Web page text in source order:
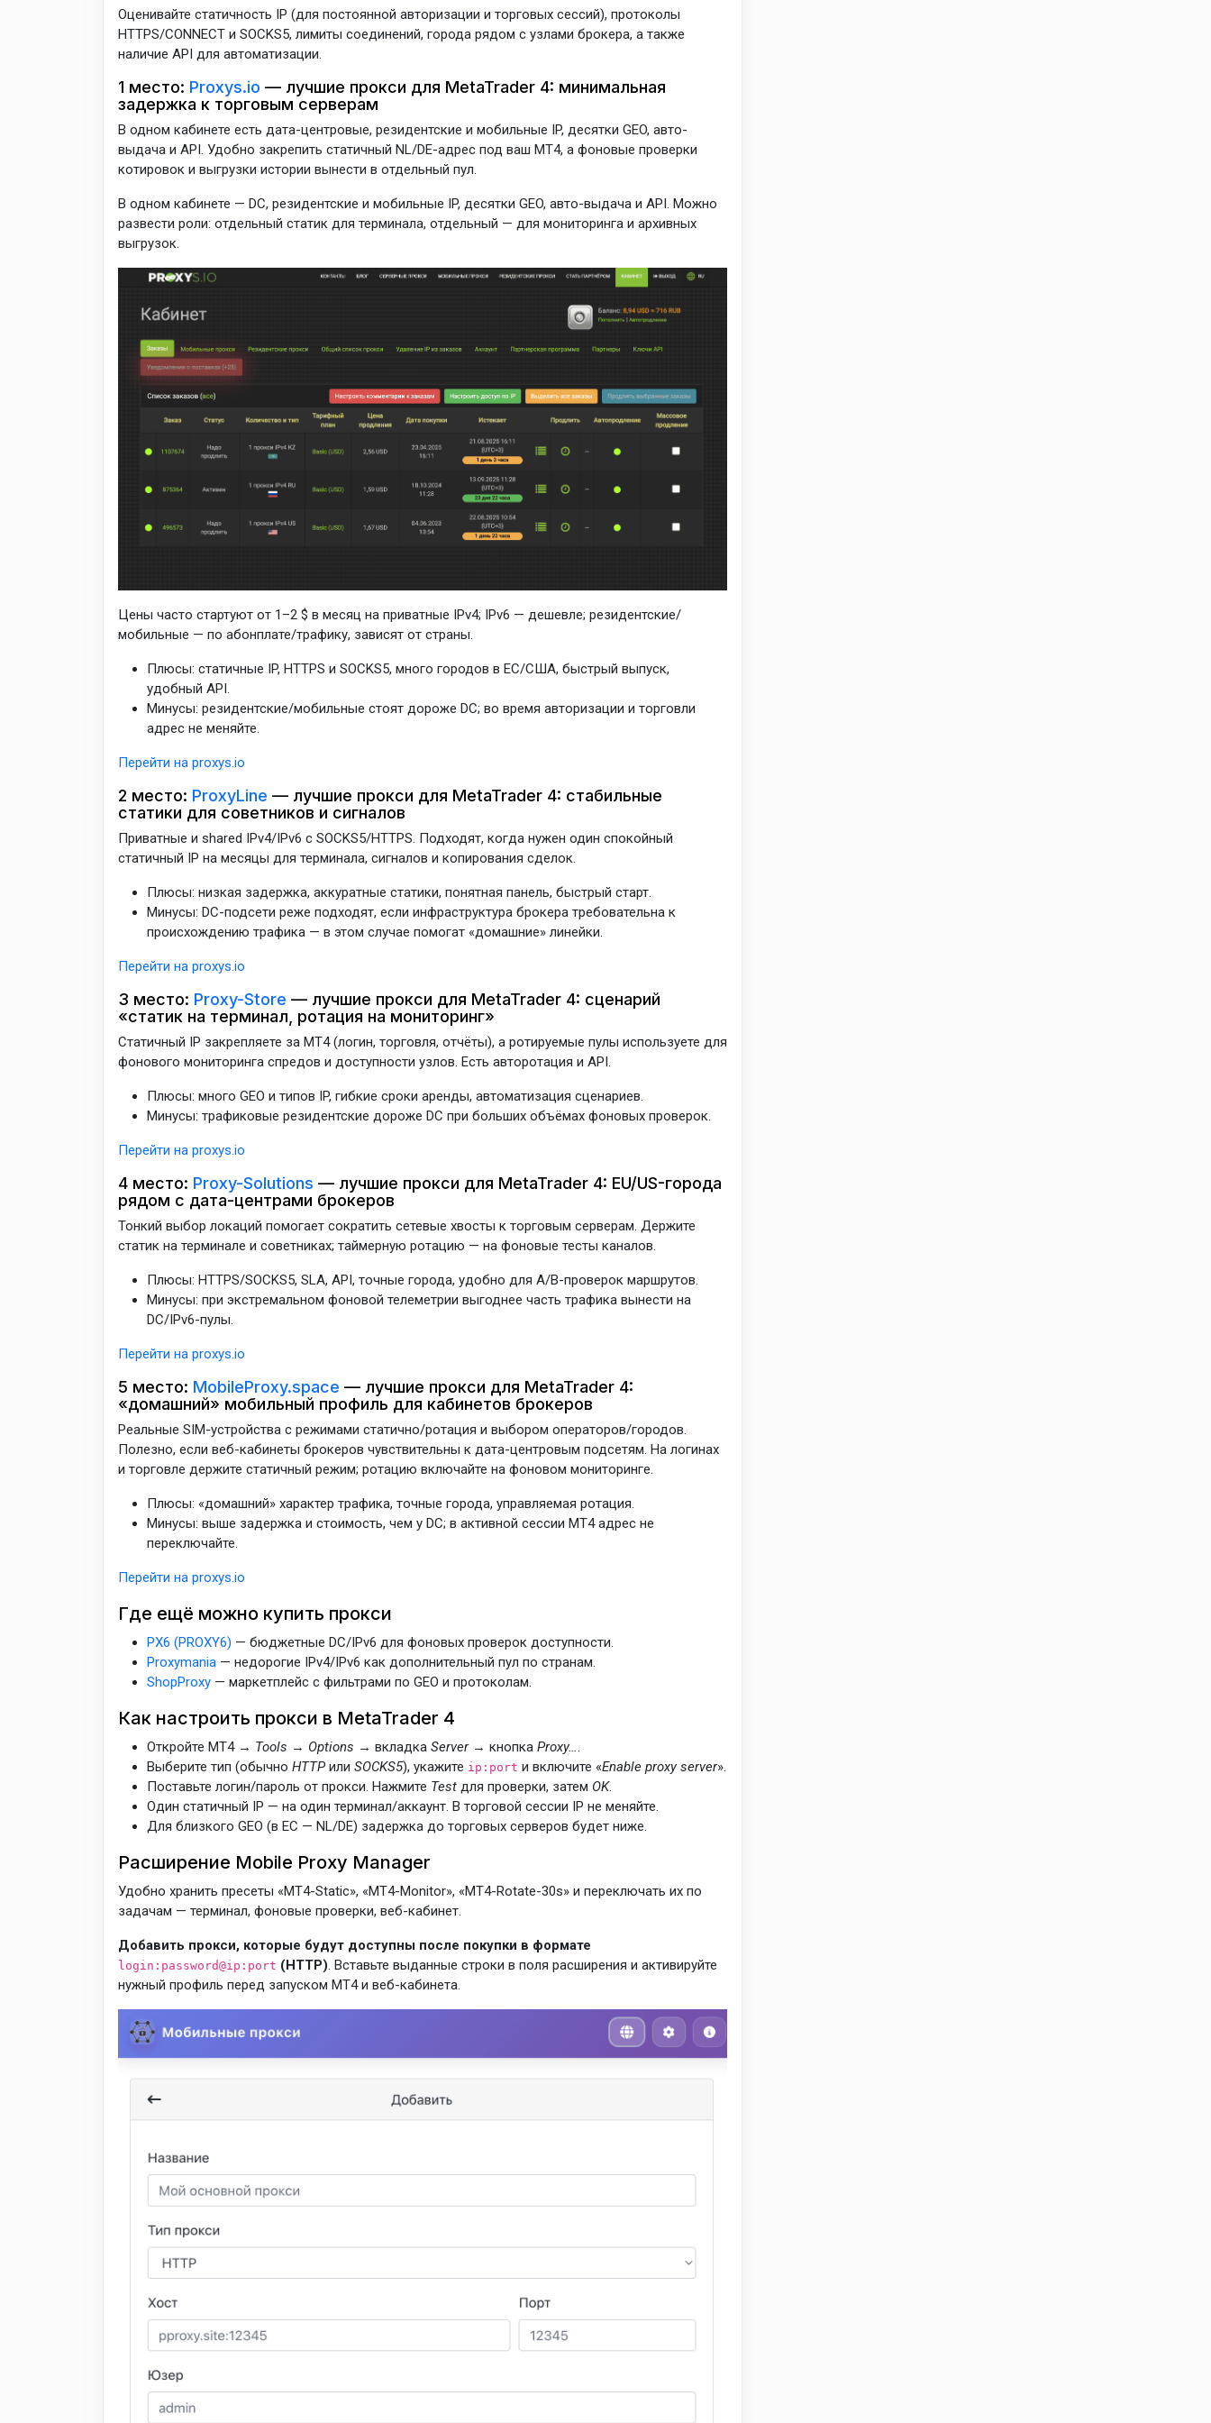
Оценивайте статичность IP (для постоянной авторизации и торговых сессий), протоколы
HTTPS/CONNECT и SOCKS5, лимиты соединений, города рядом с узлами брокера, а также
наличие API для автоматизации.
1 место: Proxys.io — лучшие прокси для MetaTrader 4: минимальная
задержка к торговым серверам
В одном кабинете есть дата-центровые, резидентские и мобильные IP, десятки GEO, авто-
выдача и API. Удобно закрепить статичный NL/DE-адрес под ваш MT4, а фоновые проверки
котировок и выгрузки истории вынести в отдельный пул.
В одном кабинете — DC, резидентские и мобильные IP, десятки GEO, авто-выдача и API. Можно
развести роли: отдельный статик для терминала, отдельный — для мониторинга и архивных
выгрузок.
Цены часто стартуют от 1–2 $ в месяц на приватные IPv4; IPv6 — дешевле; резидентские/
мобильные — по абонплате/трафику, зависят от страны.
Плюсы: статичные IP, HTTPS и SOCKS5, много городов в ЕС/США, быстрый выпуск,
удобный API.
Минусы: резидентские/мобильные стоят дороже DC; во время авторизации и торговли
адрес не меняйте.
Перейти на proxys.io
2 место: ProxyLine — лучшие прокси для MetaTrader 4: стабильные
статики для советников и сигналов
Приватные и shared IPv4/IPv6 с SOCKS5/HTTPS. Подходят, когда нужен один спокойный
статичный IP на месяцы для терминала, сигналов и копирования сделок.
Плюсы: низкая задержка, аккуратные статики, понятная панель, быстрый старт.
Минусы: DC-подсети реже подходят, если инфраструктура брокера требовательна к
происхождению трафика — в этом случае помогат «домашние» линейки.
Перейти на proxys.io
3 место: Proxy-Store — лучшие прокси для MetaTrader 4: сценарий
«статик на терминал, ротация на мониторинг»
Статичный IP закрепляете за MT4 (логин, торговля, отчёты), а ротируемые пулы используете для
фонового мониторинга спредов и доступности узлов. Есть авторотация и API.
Плюсы: много GEO и типов IP, гибкие сроки аренды, автоматизация сценариев.
Минусы: трафиковые резидентские дороже DC при больших объёмах фоновых проверок.
Перейти на proxys.io
4 место: Proxy-Solutions — лучшие прокси для MetaTrader 4: EU/US-города
рядом с дата-центрами брокеров
Тонкий выбор локаций помогает сократить сетевые хвосты к торговым серверам. Держите
статик на терминале и советниках; таймерную ротацию — на фоновые тесты каналов.
Плюсы: HTTPS/SOCKS5, SLA, API, точные города, удобно для A/B-проверок маршрутов.
Минусы: при экстремальном фоновой телеметрии выгоднее часть трафика вынести на
DC/IPv6-пулы.
Перейти на proxys.io
5 место: MobileProxy.space — лучшие прокси для MetaTrader 4:
«домашний» мобильный профиль для кабинетов брокеров
Реальные SIM-устройства с режимами статично/ротация и выбором операторов/городов.
Полезно, если веб-кабинеты брокеров чувствительны к дата-центровым подсетям. На логинах
и торговле держите статичный режим; ротацию включайте на фоновом мониторинге.
Плюсы: «домашний» характер трафика, точные города, управляемая ротация.
Минусы: выше задержка и стоимость, чем у DC; в активной сессии MT4 адрес не
переключайте.
Перейти на proxys.io
Где ещё можно купить прокси
PX6 (PROXY6) — бюджетные DC/IPv6 для фоновых проверок доступности.
Proxymania — недорогие IPv4/IPv6 как дополнительный пул по странам.
ShopProxy — маркетплейс с фильтрами по GEO и протоколам.
Как настроить прокси в MetaTrader 4
Откройте MT4 → Tools → Options → вкладка Server→ кнопка Proxy….
Выберите тип (обычно HTTPили SOCKS5), укажите ip:port и включите «Enable proxy server».
Поставьте логин/пароль от прокси. Нажмите Test для проверки, затем OK.
Один статичный IP — на один терминал/аккаунт. В торговой сессии IP не меняйте.
Для близкого GEO (в ЕС — NL/DE) задержка до торговых серверов будет ниже.
Расширение Mobile Proxy Manager
Удобно хранить пресеты «MT4-Static», «MT4-Monitor», «MT4-Rotate-30s» и переключать их по
задачам — терминал, фоновые проверки, веб-кабинет.
Добавить прокси, которые будут доступны после покупки в формате
login:password@ip:port (HTTP). Вставьте выданные строки в поля расширения и активируйте
нужный профиль перед запуском MT4 и веб-кабинета.